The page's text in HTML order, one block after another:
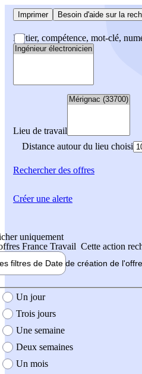
Imprimer Besoin d'aide sur la
Métier, compétence, mot-clé,
Lieu de travail
Distance autour du lieu choisi
Rechercherdes offres
uniquement
France Travail Cette action
filtres de Date de création de l'offre
création de l'offre
Un jour
Trois jours
Une semaine
Deux semaines
Un mois
Créer une alerte